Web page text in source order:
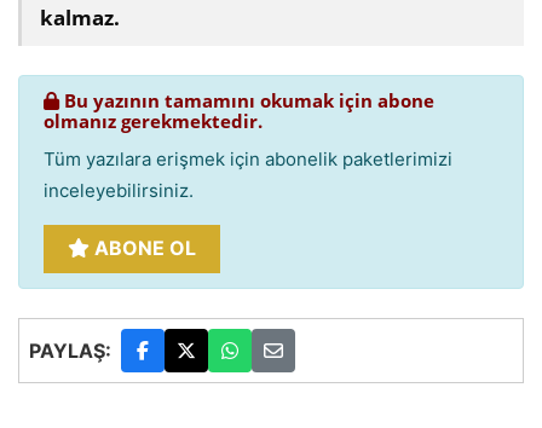
kalmaz.
Bu yazının tamamını okumak için abone
olmanız gerekmektedir.
Tüm yazılara erişmek için abonelik paketlerimizi
inceleyebilirsiniz.
ABONE OL
PAYLAŞ: